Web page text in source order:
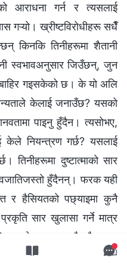
आराधना गर्न र त्यसलाई
गऱ्यो। ख्रीष्टविरोधीहरू सधैँ
किनकि तिनीहरूमा शैतानी
स्वभावअनुसार जिउँछन्, जुन
गइसकेको छ। के यो अलि
केलाई जनाउँछ? यसको
पाइनु हुँदैन। त्यसोभए,
केले नियन्त्रण गर्छ? यसलाई
तिनीहरूमा दुष्टात्माको सार
हुँदैनन्। फरक यही
र हैसियतको पछ्याइमा कुनै
सार खुलासा गर्ने मात्र
रूप ठ्याक्कै शैतान र
तिनीहरू हैसियतका लागि